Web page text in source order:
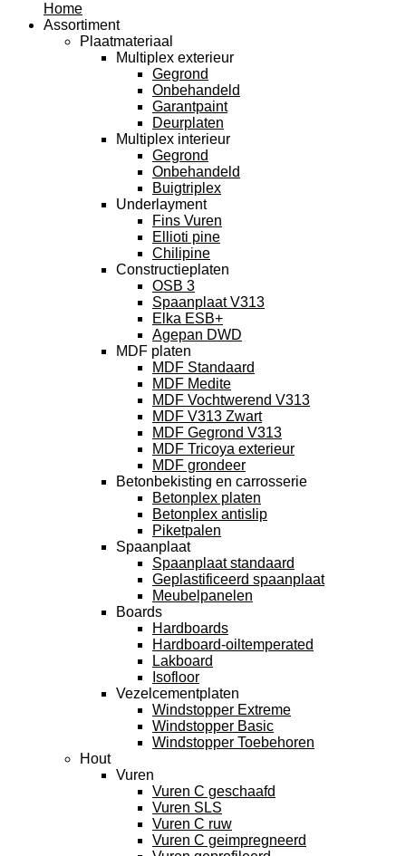
Home
Assortiment
Plaatmateriaal
Multiplex exterieur
Gegrond
Onbehandeld
Garantpaint
Deurplaten
Multiplex interieur
Gegrond
Onbehandeld
Buigtriplex
Underlayment
Fins Vuren
Ellioti pine
Chilipine
Constructieplaten
OSB 3
Spaanplaat V313
Elka ESB+
Agepan DWD
MDF platen
MDF Standaard
MDF Medite
MDF Vochtwerend V313
MDF V313 Zwart
MDF Gegrond V313
MDF Tricoya exterieur
MDF grondeer
Betonbekisting en carrosserie
Betonplex platen
Betonplex antislip
Piketpalen
Spaanplaat
Spaanplaat standaard
Geplastificeerd spaanplaat
Meubelpanelen
Boards
Hardboards
Hardboard-oiltemperated
Lakboard
Isofloor
Vezelcementplaten
Windstopper Extreme
Windstopper Basic
Windstopper Toebehoren
Hout
Vuren
Vuren C geschaafd
Vuren SLS
Vuren C ruw
Vuren C geimpregneerd